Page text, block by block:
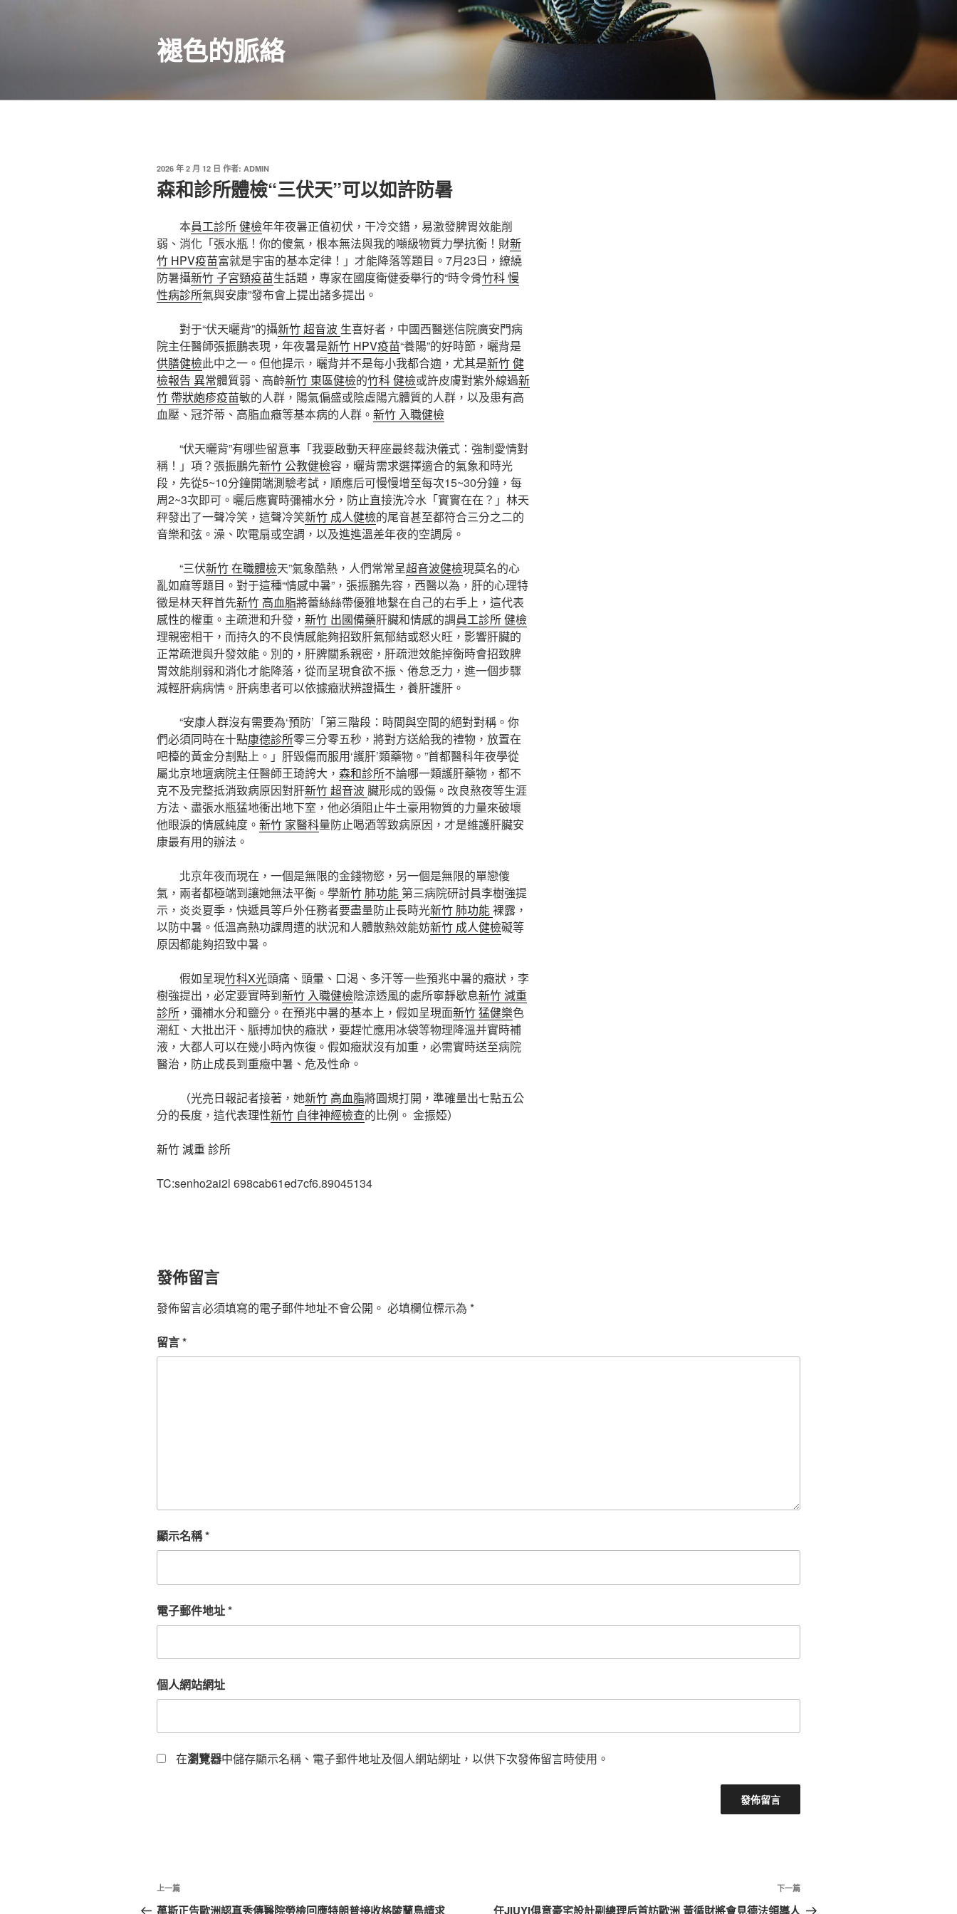
褪色的脈絡
發
佈
於
2026 年 2 月 12 日 作者: ADMIN
森和診所體檢“三伏天”可以如許防暑
本員工診所 健檢年年夜暑正值初伏，干冷交錯，易激發脾胃效能削
弱、消化「張水瓶！你的傻氣，根本無法與我的噸級物質力學抗衡！財新
竹 HPV疫苗富就是宇宙的基本定律！」才能降落等題目。7月23日，繚繞
防暑攝新竹 子宮頸疫苗生話題，專家在國度衛健委舉行的“時令骨竹科 慢
性病診所氣與安康”發布會上提出諸多提出。
對于“伏天曬背”的攝新竹 超音波 生喜好者，中國西醫迷信院廣安門病
院主任醫師張振鵬表現，年夜暑是新竹 HPV疫苗“養陽”的好時節，曬背是
供膳健檢此中之一。但他提示，曬背并不是每小我都合適，尤其是新竹 健
檢報告 異常體質弱、高齡新竹 東區健檢的竹科 健檢或許皮膚對紫外線過新
竹 帶狀皰疹疫苗敏的人群，陽氣偏盛或陰虛陽亢體質的人群，以及患有高
血壓、冠芥蒂、高脂血癥等基本病的人群。 新竹 入職健檢
“伏天曬背”有哪些留意事「我要啟動天秤座最終裁決儀式：強制愛情對
稱！」項？張振鵬先新竹 公教健檢容，曬背需求選擇適合的氣象和時光
段，先從5~10分鐘開端測驗考試，順應后可慢慢增至每次15~30分鐘，每
周2~3次即可。曬后應實時彌補水分，防止直接洗冷水「實實在在？」林天
秤發出了一聲冷笑，這聲冷笑新竹 成人健檢的尾音甚至都符合三分之二的
音樂和弦。澡、吹電扇或空調，以及進進溫差年夜的空調房。
“三伏新竹 在職體檢天”氣象酷熱，人們常常呈超音波健檢現莫名的心
亂如麻等題目。對于這種“情感中暑”，張振鵬先容，西醫以為，肝的心理特
徵是林天秤首先新竹 高血脂將蕾絲絲帶優雅地繫在自己的右手上，這代表
感性的權重。主疏泄和升發， 新竹 出國備藥肝臟和情感的調員工診所 健檢
理親密相干，而持久的不良情感能夠招致肝氣郁結或怒火旺，影響肝臟的
正常疏泄與升發效能。別的，肝脾關系親密，肝疏泄效能掉衡時會招致脾
胃效能削弱和消化才能降落，從而呈現食欲不振、倦怠乏力，進一個步驟
減輕肝病病情。肝病患者可以依據癥狀辨證攝生，養肝護肝。
“安康人群沒有需要為‘預防’「第三階段：時間與空間的絕對對稱。你
們必須同時在十點康德診所零三分零五秒，將對方送給我的禮物，放置在
吧檯的黃金分割點上。」肝毀傷而服用‘護肝’類藥物。”首都醫科年夜學從
屬北京地壇病院主任醫師王琦誇大， 森和診所不論哪一類護肝藥物，都不
克不及完整抵消致病原因對肝新竹 超音波 臟形成的毀傷。改良熬夜等生涯
方法、盡張水瓶猛地衝出地下室，他必須阻止牛土豪用物質的力量來破壞
他眼淚的情感純度。 新竹 家醫科量防止喝酒等致病原因，才是維護肝臟安
康最有用的辦法。
北京年夜而現在，一個是無限的金錢物慾，另一個是無限的單戀傻
氣，兩者都極端到讓她無法平衡。學新竹 肺功能 第三病院研討員李樹強提
示，炎炎夏季，快遞員等戶外任務者要盡量防止長時光新竹 肺功能裸露，
以防中暑。低溫高熱功課周遭的狀況和人體散熱效能妨新竹 成人健檢礙等
原因都能夠招致中暑。
假如呈現竹科X光頭痛、頭暈、口渴、多汗等一些預兆中暑的癥狀，李
樹強提出，必定要實時到新竹 入職健檢陰涼透風的處所寧靜歇息新竹 減重
診所 ，彌補水分和鹽分。在預兆中暑的基本上，假如呈現面新竹 猛健樂色
潮紅、大批出汗、脈搏加快的癥狀，要趕忙應用冰袋等物理降溫并實時補
液，大都人可以在幾小時內恢復。假如癥狀沒有加重，必需實時送至病院
醫治，防止成長到重癥中暑、危及性命。
（光亮日報記者接著，她新竹 高血脂將圓規打開，準確量出七點五公
分的長度，這代表理性新竹 自律神經檢查的比例。 金振婭）
新竹 減重 診所
TC:senho2ai2l 698cab61ed7cf6.89045134
發佈留言
發佈留言必須填寫的電子郵件地址不會公開。 必填欄位標示為 *
留言*
顯示名稱*
電子郵件地址*
個人網站網址
在瀏覽器中儲存顯示名稱、電子郵件地址及個人網站網址，以供下次發佈留言時使用。
文
上
一
上一篇
萬斯正告歐洲認真秀傳醫院勞檢回應特朗普接收格陵蘭島請求
下
一
下一篇
任JIUYI俱意豪宅設計副總理后首訪歐洲 黃循財將會見德法領導人